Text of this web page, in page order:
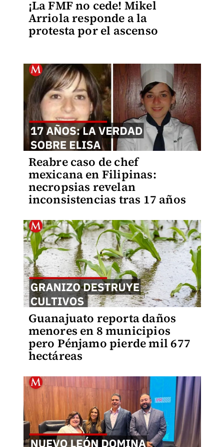
¡La FMF no cede! Mikel
Arriola responde a la
protesta por el ascenso
Reabre caso de chef
mexicana en Filipinas:
necropsias revelan
inconsistencias tras 17 años
Guanajuato reporta daños
menores en 8 municipios
pero Pénjamo pierde mil 677
hectáreas